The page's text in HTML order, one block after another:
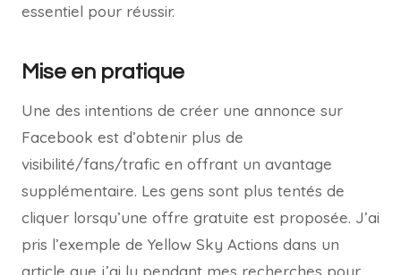
essentiel pour réussir.
Mise en pratique
Une des intentions de créer une annonce sur
Facebook est d’obtenir plus de
visibilité/fans/trafic en offrant un avantage
supplémentaire. Les gens sont plus tentés de
cliquer lorsqu’une offre gratuite est proposée. J’ai
pris l’exemple de Yellow Sky Actions dans un
article que j’ai lu pendant mes recherches pour